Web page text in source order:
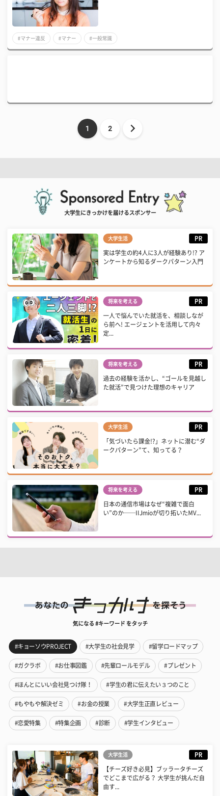
#マナー違反 #マナー #一般常識
1 2
大学生にきっかけを届けるスポンサー
大学生活 PR
実は学生の約4人に3人が経験あり!? ア
ンケートから知るダークパターン入門
将来を考える PR
一人で悩んでいた就活を、相談しなが
ら前へ! エージェントを活用して内々
定...
将来を考える PR
過去の経験を活かし、“ゴールを見越し
た就活”で見つけた理想のキャリア
大学生活 PR
「気づいたら課金!?」ネットに潜む“ダ
ークパターン”て、知ってる？
将来を考える PR
日本の通信市場はなぜ“複雑で面白
い”のか──IIJmioが切り拓いたMV...
気になる #キーワード をタッチ
#キョーソウPROJECT #大学生の社会見学 #留学ロードマップ
#ガクラボ #お仕事図鑑 #先輩ロールモデル #プレゼント
#ほんとにいい会社見つけ隊！ #学生の君に伝えたい３つのこと
#もやもや解決ゼミ #お金の授業 #大学生正直レビュー
#恋愛特集 #特集企画 #診断 #学生インタビュー
大学生活 PR
【チーズ好き必見】ブッラータチーズ
でどこまで広がる？ 大学生が挑んだ自
由す...